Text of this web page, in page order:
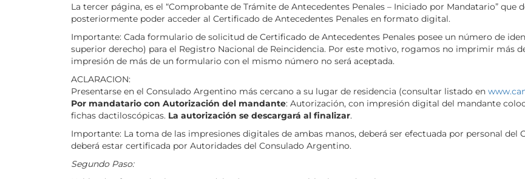
La tercer página, es el “Comprobante de Trámite de Antecedentes Penales – Iniciado por Mandatario” que
posteriormente poder acceder al Certificado de Antecedentes Penales en formato digital.
Importante: Cada formulario de solicitud de Certificado de Antecedentes Penales posee un número de
superior derecho) para el Registro Nacional de Reincidencia. Por este motivo, rogamos no imprimir más
impresión de más de un formulario con el mismo número no será aceptada.
ACLARACION:
Presentarse en el Consulado Argentino más cercano a su lugar de residencia (consultar listado en
Por mandatario con Autorización del mandante: Autorización, con impresión digital del mandante
fichas dactiloscópicas. La autorización se descargará al finalizar.
Importante: La toma de las impresiones digitales de ambas manos, deberá ser efectuada por personal
deberá estar certificada por Autoridades del Consulado Argentino.
Segundo Paso: